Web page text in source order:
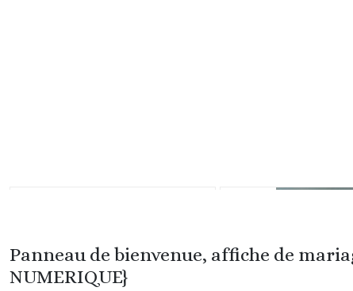
Panneau de bienvenue, affiche de
NUMERIQUE}